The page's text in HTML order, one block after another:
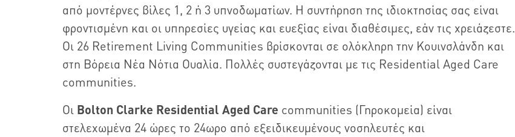
από μοντέρνες βίλες 1, 2 ή 3 υπνοδωματίων. Η συντήρηση της ιδιοκτησίας σας είναι
φροντισμένη και οι υπηρεσίες υγείας και ευεξίας είναι διαθέσιμες, εάν τις χρειάζεστε.
Οι 26 Retirement Living Communities βρίσκονται σε ολόκληρη την Κουινσλάνδη και
στη Βόρεια Νέα Νότια Ουαλία. Πολλές συστεγάζονται με τις Residential Aged Care
communities.
Οι Bolton Clarke Residential Aged Care communities (Γηροκομεία) είναι
στελεχωμένα 24 ώρες το 24ωρο από εξειδικευμένους νοσηλευτές και